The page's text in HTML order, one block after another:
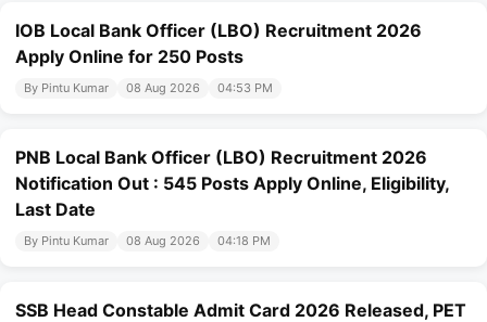
IOB Local Bank Officer (LBO) Recruitment 2026
Apply Online for 250 Posts
By Pintu Kumar 08 Aug 2026 04:53 PM
PNB Local Bank Officer (LBO) Recruitment 2026
Notification Out : 545 Posts Apply Online, Eligibility,
Last Date
By Pintu Kumar 08 Aug 2026 04:18 PM
SSB Head Constable Admit Card 2026 Released, PET